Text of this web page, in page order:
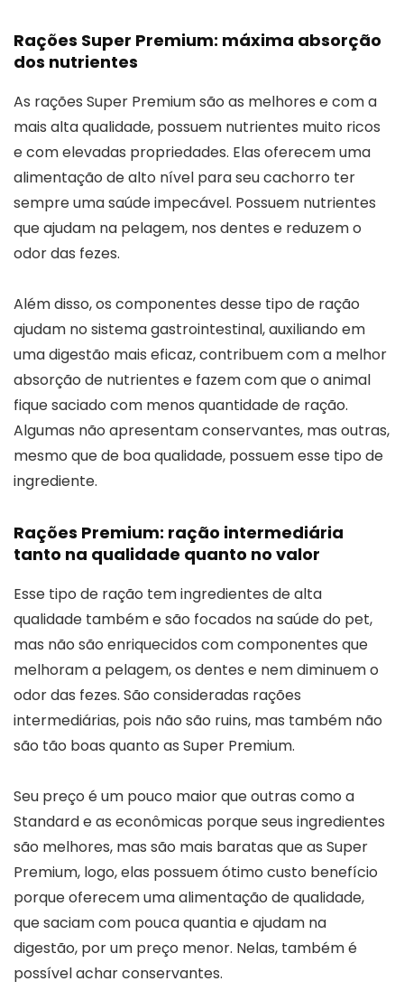
Rações Super Premium: máxima absorção
dos nutrientes
As rações Super Premium são as melhores e com a
mais alta qualidade, possuem nutrientes muito ricos
e com elevadas propriedades. Elas oferecem uma
alimentação de alto nível para seu cachorro ter
sempre uma saúde impecável. Possuem nutrientes
que ajudam na pelagem, nos dentes e reduzem o
odor das fezes.
Além disso, os componentes desse tipo de ração
ajudam no sistema gastrointestinal, auxiliando em
uma digestão mais eficaz, contribuem com a melhor
absorção de nutrientes e fazem com que o animal
fique saciado com menos quantidade de ração.
Algumas não apresentam conservantes, mas outras,
mesmo que de boa qualidade, possuem esse tipo de
ingrediente.
Rações Premium: ração intermediária
tanto na qualidade quanto no valor
Esse tipo de ração tem ingredientes de alta
qualidade também e são focados na saúde do pet,
mas não são enriquecidos com componentes que
melhoram a pelagem, os dentes e nem diminuem o
odor das fezes. São consideradas rações
intermediárias, pois não são ruins, mas também não
são tão boas quanto as Super Premium.
Seu preço é um pouco maior que outras como a
Standard e as econômicas porque seus ingredientes
são melhores, mas são mais baratas que as Super
Premium, logo, elas possuem ótimo custo benefício
porque oferecem uma alimentação de qualidade,
que saciam com pouca quantia e ajudam na
digestão, por um preço menor. Nelas, também é
possível achar conservantes.